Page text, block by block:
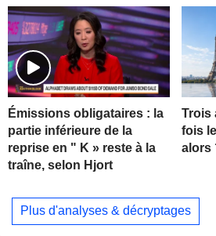
Émissions obligataires : la
partie inférieure de la
reprise en " K » reste à la
traîne, selon Hjort
Trois
fois
alors
Plus d'analyses & décryptages